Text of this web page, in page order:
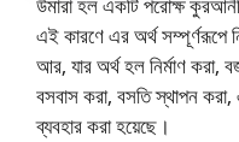
উমারা হল একটি পরোক্ষ
এই কারণে এর অর্থ
আর, যার অর্থ হল নির্মাণ করা,
বসবাস করা, বসতি স্থাপন
ব্যবহার করা হয়েছে।